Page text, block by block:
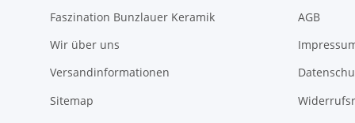
Faszination Bunzlauer Keramik
Wir über uns
Versandinformationen
Sitemap
AGB